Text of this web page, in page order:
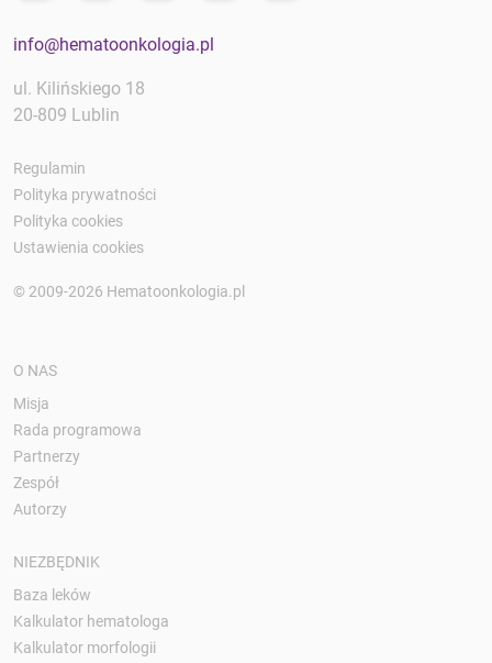
info@hematoonkologia.pl
ul. Kilińskiego 18
20-809 Lublin
Regulamin
Polityka prywatności
Polityka cookies
Ustawienia cookies
© 2009-2026 Hematoonkologia.pl
O NAS
Misja
Rada programowa
Partnerzy
Zespół
Autorzy
NIEZBĘDNIK
Baza leków
Kalkulator hematologa
Kalkulator morfologii